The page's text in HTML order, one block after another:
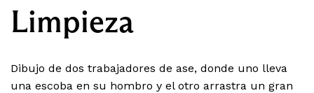
Limpieza
Dibujo de dos trabajadores de ase, donde uno lleva
una escoba en su hombro y el otro arrastra un gran